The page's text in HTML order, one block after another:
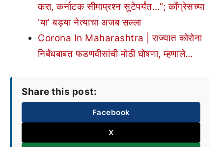
करा, कर्नाटक सीमाप्रश्न सुटेपर्यंत…”; काँग्रेसच्या
‘या’ बड्या नेत्याचा अजब सल्ला
Corona In Maharashtra | राज्यात कोरोना
निर्बंधबाबत फडणवीसांची मोठी घोषणा, म्हणाले…
Share this post:
Facebook
X